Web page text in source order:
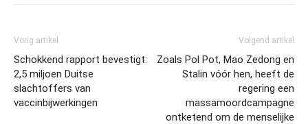
Vorig artikel
Schokkend rapport bevestigt:
2,5 miljoen Duitse
slachtoffers van
vaccinbijwerkingen
Volgend artikel
Zoals Pol Pot, Mao Zedong en
Stalin vóór hen, heeft de
regering een
massamoordcampagne
ontketend om de menselijke